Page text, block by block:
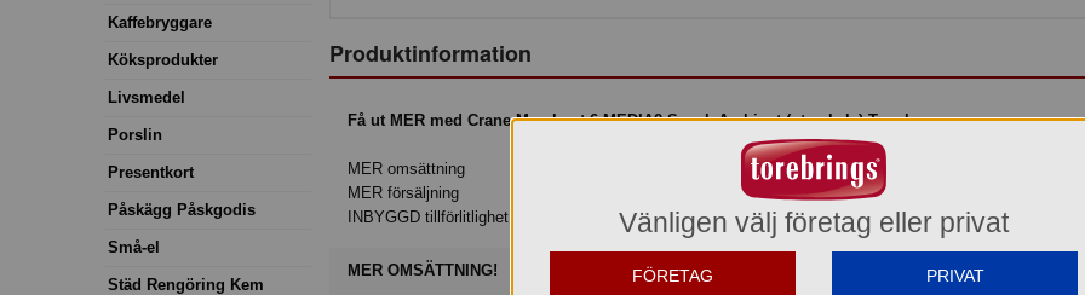
Kaffebryggare
Köksprodukter
Livsmedel
Porslin
Presentkort
Påskägg Påskgodis
Små-el
Städ Rengöring Kem
Produktinformation
Få ut MER med Crane Merchant 6 MEDIA2 Snack Ambient (utan kyla) Touchscreen
MER omsättning
MER försäljning
INBYGGD tillförlitlighet & hållbarhet
MER OMSÄTTNING!
Vänligen välj företag eller privat
FÖRETAG PRIVAT